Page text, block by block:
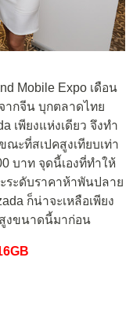
Mobile Expo เดือน
ากจีน บุกตลาดไทย
เพียงแห่งเดียว จึงทำ
ณะที่สเปคสูงเทียบเท่า
บาท จุดนี้เองที่ทำให้
ะระดับราคาห้าพันปลาย
ก็น่าจะเหลือเพียง
งขนาดนี้มาก่อน